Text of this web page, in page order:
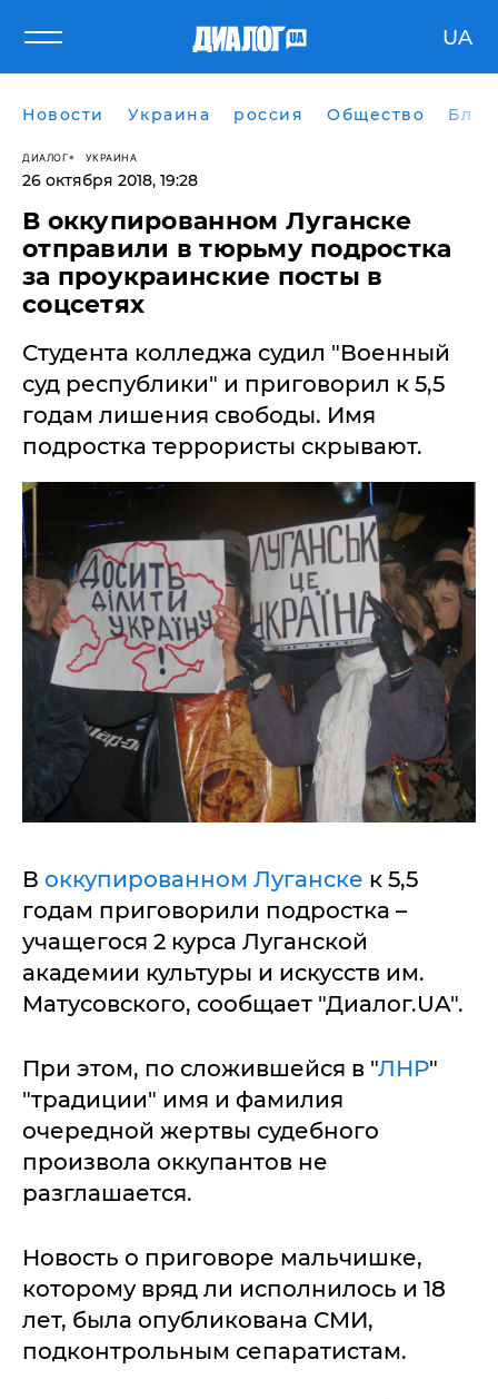
UA
Новости Украина россия Общество
ДИАЛОГ УКРАИНА
26 октября 2018, 19:28
В оккупированном Луганске
отправили в тюрьму подростка
за проукраинские посты в
соцсетях
Студента колледжа судил "Военный
суд республики" и приговорил к 5,5
годам лишения свободы. Имя
подростка террористы скрывают.
В оккупированном Луганске к 5,5
годам приговорили подростка –
учащегося 2 курса Луганской
академии культуры и искусств им.
Матусовского, сообщает "Диалог.UA".
При этом, по сложившейся в "ЛНР"
"традиции" имя и фамилия
очередной жертвы судебного
произвола оккупантов не
разглашается.
Новость о приговоре мальчишке,
которому вряд ли исполнилось и 18
лет, была опубликована СМИ,
подконтрольным сепаратистам.